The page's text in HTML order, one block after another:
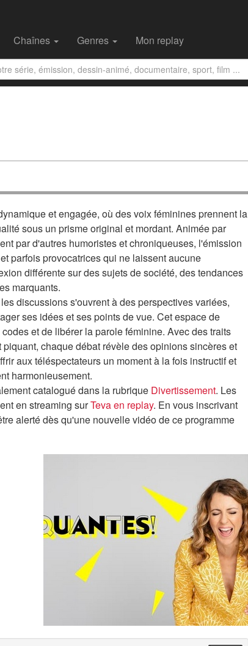
Chaînes Genres Mon replay
et engagée, où des voix féminines prennent la
sous un prisme original et mordant. Animée par
par d'autres humoristes et chroniqueuses, l'émission
parfois provocatrices qui ne laissent aucune
différente sur des sujets de société, des tendances
marquants.
discussions s'ouvrent à des perspectives variées,
ses idées et ses points de vue. Cet espace de
et de libérer la parole féminine. Avec des traits
chaque débat révèle des opinions sincères et
aux téléspectateurs un moment à la fois instructif et
harmonieusement.
catalogué dans la rubrique Divertissement. Les
en streaming surTeva en replay. En vous inscrivant
alerté dès qu'une nouvelle vidéo de ce programme